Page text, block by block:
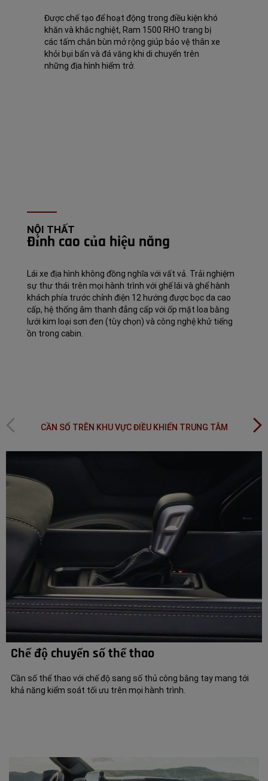
Được chế tạo để hoạt động trong điều kiện khó
khăn và khắc nghiệt, Ram 1500 RHO trang bị
các tấm chắn bùn mở rộng giúp bảo vệ thân xe
khỏi bụi bẩn và đá văng khi di chuyển trên
những địa hình hiểm trở.
NỘI THẤT
Đỉnh cao của hiệu năng
Lái xe địa hình không đồng nghĩa với vất vả. Trải nghiệm
sự thư thái trên mọi hành trình với ghế lái và ghế hành
khách phía trước chỉnh điện 12 hướng được bọc da cao
cấp, hệ thống âm thanh đẳng cấp với ốp mặt loa bằng
lưới kim loại sơn đen (tùy chọn) và công nghệ khử tiếng
ồn trong cabin.
Previous
CẦN SỐ TRÊN KHU VỰC ĐIỀU KHIỂN TRUNG TÂM
Next
Chế độ chuyển số thể thao
Cần số thể thao với chế độ sang số thủ công bằng tay mang tới
khả năng kiểm soát tối ưu trên mọi hành trình.